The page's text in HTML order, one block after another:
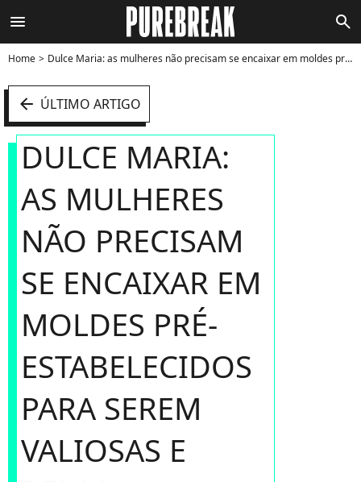
menu search
Home Dulce Maria: as mulheres não precisam se encaixar em moldes pré-estabelecidos para serem valiosas e belas, tampouco para terem reconhecimento - Foto
arrow_left ÚLTIMO ARTIGO
DULCE MARIA:
AS MULHERES
NÃO PRECISAM
SE ENCAIXAR EM
MOLDES PRÉ-
ESTABELECIDOS
PARA SEREM
VALIOSAS E